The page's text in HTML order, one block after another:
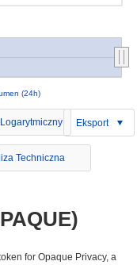
(24h)
Logarytmiczny Eksport
Techniczna
for Opaque Privacy, a